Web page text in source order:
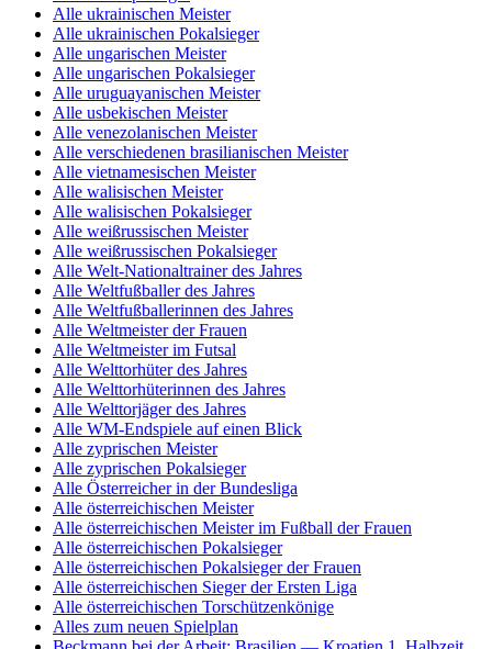
Alle ukrainischen Meister
Alle ukrainischen Pokalsieger
Alle ungarischen Meister
Alle ungarischen Pokalsieger
Alle uruguayanischen Meister
Alle usbekischen Meister
Alle venezolanischen Meister
Alle verschiedenen brasilianischen Meister
Alle vietnamesischen Meister
Alle walisischen Meister
Alle walisischen Pokalsieger
Alle weißrussischen Meister
Alle weißrussischen Pokalsieger
Alle Welt-Nationaltrainer des Jahres
Alle Weltfußballer des Jahres
Alle Weltfußballerinnen des Jahres
Alle Weltmeister der Frauen
Alle Weltmeister im Futsal
Alle Welttorhüter des Jahres
Alle Welttorhüterinnen des Jahres
Alle Welttorjäger des Jahres
Alle WM-Endspiele auf einen Blick
Alle zyprischen Meister
Alle zyprischen Pokalsieger
Alle Österreicher in der Bundesliga
Alle österreichischen Meister
Alle österreichischen Meister im Fußball der Frauen
Alle österreichischen Pokalsieger
Alle österreichischen Pokalsieger der Frauen
Alle österreichischen Sieger der Ersten Liga
Alle österreichischen Torschützenkönige
Alles zum neuen Spielplan